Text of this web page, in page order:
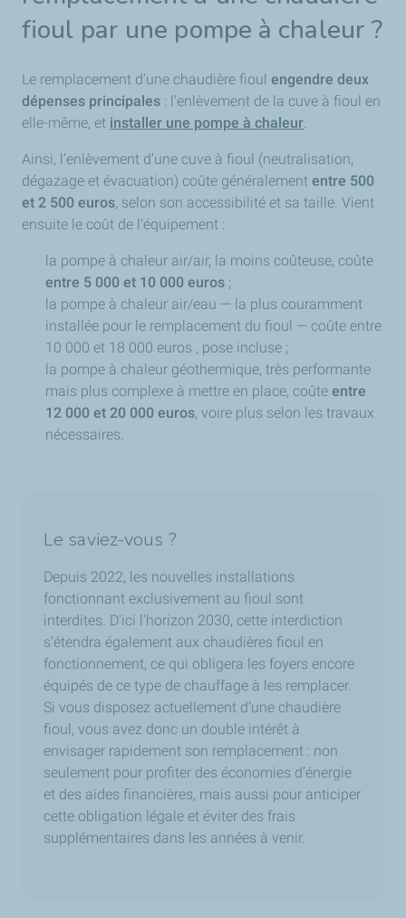
fioul par une pompe à chaleur ?
Le remplacement d’une chaudière fioul engendre deux
dépenses principales : l’enlèvement de la cuve à fioul en
elle-même, et installer une pompe à chaleur.
Ainsi, l’enlèvement d’une cuve à fioul (neutralisation,
dégazage et évacuation) coûte généralement entre 500
et 2 500 euros, selon son accessibilité et sa taille. Vient
ensuite le coût de l'équipement :
la pompe à chaleur air/air, la moins coûteuse, coûte
entre 5 000 et 10 000 euros ;
la pompe à chaleur air/eau — la plus couramment
installée pour le remplacement du fioul — coûte entre
10 000 et 18 000 euros , pose incluse ;
la pompe à chaleur géothermique, très performante
mais plus complexe à mettre en place, coûte entre
12 000 et 20 000 euros, voire plus selon les travaux
nécessaires.
Le saviez-vous ?
Depuis 2022, les nouvelles installations
fonctionnant exclusivement au fioul sont
interdites. D'ici l'horizon 2030, cette interdiction
s’étendra également aux chaudières fioul en
fonctionnement, ce qui obligera les foyers encore
équipés de ce type de chauffage à les remplacer.
Si vous disposez actuellement d’une chaudière
fioul, vous avez donc un double intérêt à
envisager rapidement son remplacement : non
seulement pour profiter des économies d’énergie
et des aides financières, mais aussi pour anticiper
cette obligation légale et éviter des frais
supplémentaires dans les années à venir.